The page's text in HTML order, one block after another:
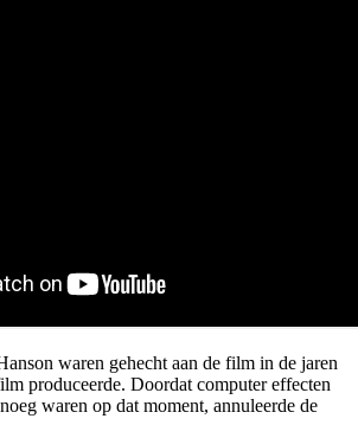
waren gehecht aan de film in de jaren
produceerde. Doordat computer effecten
waren op dat moment, annuleerde de